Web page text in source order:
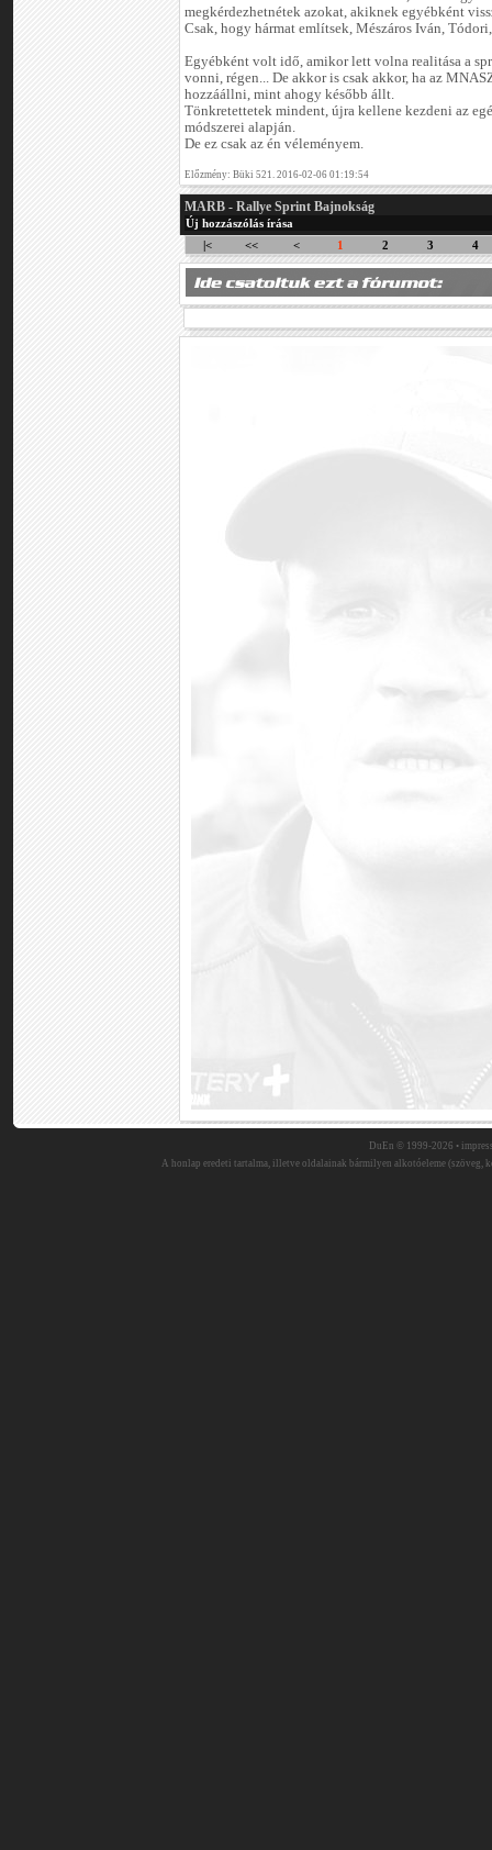
megkérdezhetnétek azokat, akiknek egyébként
Csak, hogy hármat említsek, Mészáros Iván,
Egyébként volt idő, amikor lett volna realitása a
vonni, régen... De akkor is csak akkor, ha az
hozzáállni, mint ahogy később állt.
Tönkretettetek mindent, újra kellene kezdeni az
módszerei alapján.
De ez csak az én véleményem.
Előzmény: Büki 521. 2016-02-06 01:19:54
MARB - Rallye Sprint Bajnokság
Új hozzászólás írása
|<
<< < 1 2 3 4
DuEn © 1999-2026 •
A honlap eredeti tartalma, illetve oldalainak bármilyen alkotóeleme (szöveg,